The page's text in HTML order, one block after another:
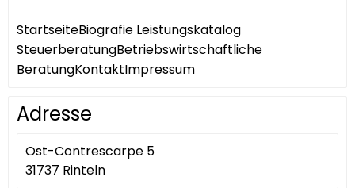
StartseiteBiografie Leistungskatalog
SteuerberatungBetriebswirtschaftliche
BeratungKontaktImpressum
Adresse
Ost-Contrescarpe 5
31737 Rinteln